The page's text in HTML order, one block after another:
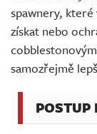
spawnery,
získat nebo
samozřejmě
POSTUP